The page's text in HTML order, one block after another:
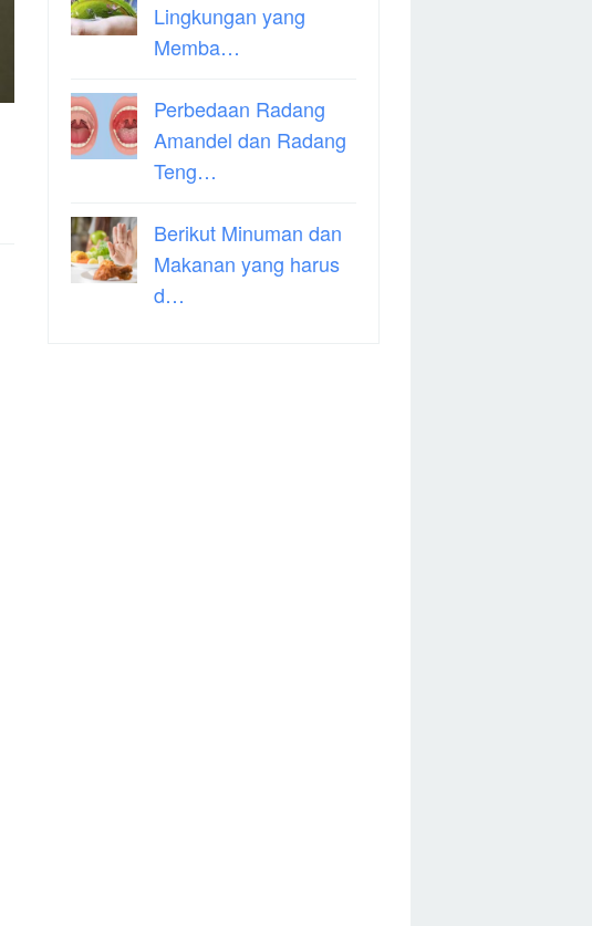
Lingkungan yang
Memba…
Perbedaan Radang
Amandel dan Radang
Teng…
Berikut Minuman dan
Makanan yang harus
d…